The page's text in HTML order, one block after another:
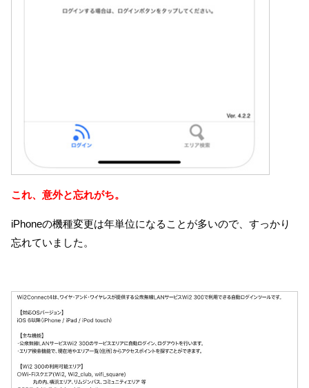
これ、意外と忘れがち。
iPhoneの機種変更は年単位になることが多いので、すっかり
忘れていました。